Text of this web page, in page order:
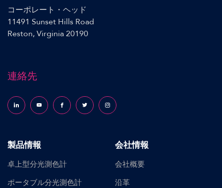
コーポレート・ヘッド
11491 Sunset Hills Road
Reston, Virginia 20190
連絡先
Follow us on LinkedInFollow us on YouTubeFollow us on Facebook
Follow us on X (formerly Twitter)
Follow us on Instagram
製品情報
卓上型分光測色計
ポータブル分光測色計
会社情報
会社概要
沿革